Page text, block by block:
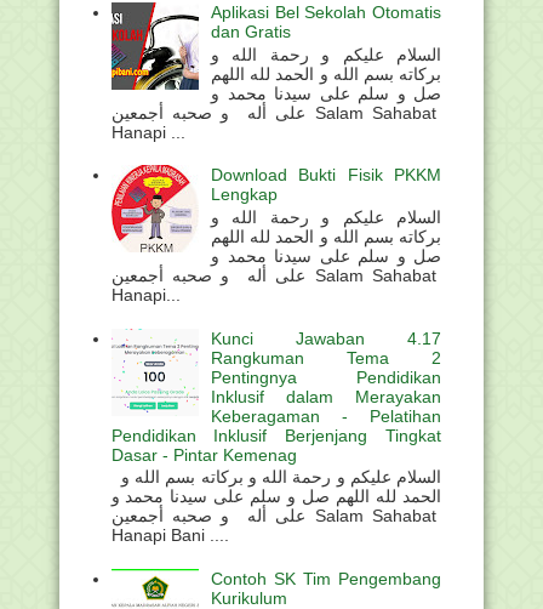
Aplikasi Bel Sekolah Otomatis
dan Gratis
السلام عليكم و رحمة الله و
بركاته بسم الله و الحمد لله اللهم
صل و سلم على سيدنا محمد و
على أله و صحبه أجمعين Salam Sahabat
Hanapi ...
Download Bukti Fisik PKKM
Lengkap
السلام عليكم و رحمة الله و
بركاته بسم الله و الحمد لله اللهم
صل و سلم على سيدنا محمد و
على أله و صحبه أجمعين Salam Sahabat
Hanapi...
Kunci Jawaban 4.17
Rangkuman Tema 2
Pentingnya Pendidikan
Inklusif dalam Merayakan
Keberagaman - Pelatihan
Pendidikan Inklusif Berjenjang Tingkat
Dasar - Pintar Kemenag
الحمد لله اللهم صل و سلم على سيدنا محمد و
على أله و صحبه أجمعين Salam Sahabat
Hanapi Bani ....
Contoh SK Tim Pengembang
Kurikulum